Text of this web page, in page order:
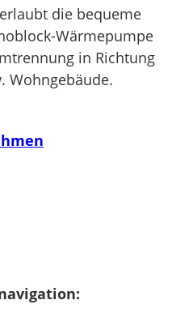
die bequeme
Wärmepumpe
in Richtung
Wohngebäude.